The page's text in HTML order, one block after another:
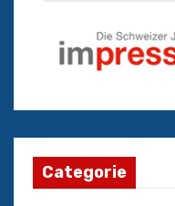
Categorie